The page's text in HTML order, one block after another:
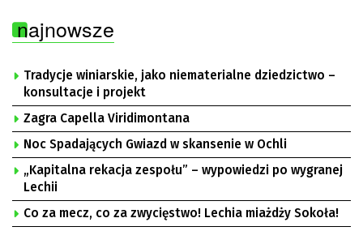
najnowsze
Tradycje winiarskie, jako niematerialne dziedzictwo –
konsultacje i projekt
Zagra Capella Viridimontana
Noc Spadających Gwiazd w skansenie w Ochli
„Kapitalna rekacja zespołu” – wypowiedzi po wygranej
Lechii
Co za mecz, co za zwycięstwo! Lechia miażdży Sokoła!